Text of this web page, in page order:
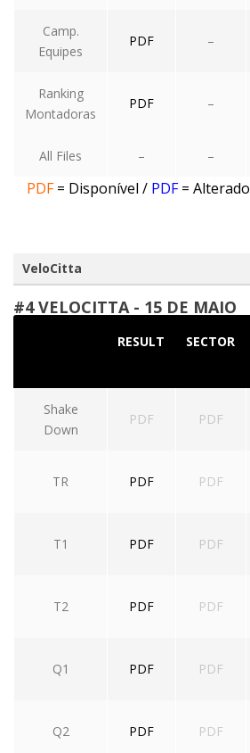
Camp.
Equipes
PDF –
Ranking
Montadoras
PDF –
All Files – –
PDF = Disponível / PDF = Alterado
VeloCitta
#4 VELOCITTA - 15 DE MAIO
RESULT SECTOR
Shake
Down
PDF PDF
TR PDF PDF
T1 PDF PDF
T2 PDF PDF
Q1 PDF PDF
Q2 PDF PDF